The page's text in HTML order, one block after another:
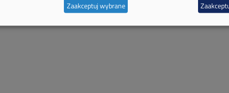
Zaakceptuj wybrane